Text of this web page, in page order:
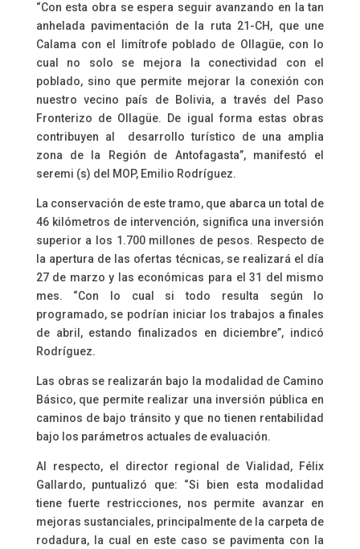
“Con esta obra se espera seguir avanzando en la tan
anhelada pavimentación de la ruta 21-CH, que une
Calama con el limítrofe poblado de Ollagüe, con lo
cual no solo se mejora la conectividad con el
poblado, sino que permite mejorar la conexión con
nuestro vecino país de Bolivia, a través del Paso
Fronterizo de Ollagüe. De igual forma estas obras
contribuyen al desarrollo turístico de una amplia
zona de la Región de Antofagasta”, manifestó el
seremi (s) del MOP, Emilio Rodríguez.
La conservación de este tramo, que abarca un total de
46 kilómetros de intervención, significa una inversión
superior a los 1.700 millones de pesos. Respecto de
la apertura de las ofertas técnicas, se realizará el día
27 de marzo y las económicas para el 31 del mismo
mes. “Con lo cual si todo resulta según lo
programado, se podrían iniciar los trabajos a finales
de abril, estando finalizados en diciembre”, indicó
Rodríguez.
Las obras se realizarán bajo la modalidad de Camino
Básico, que permite realizar una inversión pública en
caminos de bajo tránsito y que no tienen rentabilidad
bajo los parámetros actuales de evaluación.
Al respecto, el director regional de Vialidad, Félix
Gallardo, puntualizó que: “Si bien esta modalidad
tiene fuerte restricciones, nos permite avanzar en
mejoras sustanciales, principalmente de la carpeta de
rodadura, la cual en este caso se pavimenta con la